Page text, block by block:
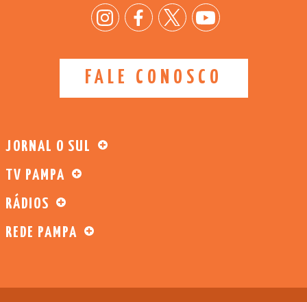
FALE CONOSCO
JORNAL O SUL
TV PAMPA
RÁDIOS
REDE PAMPA